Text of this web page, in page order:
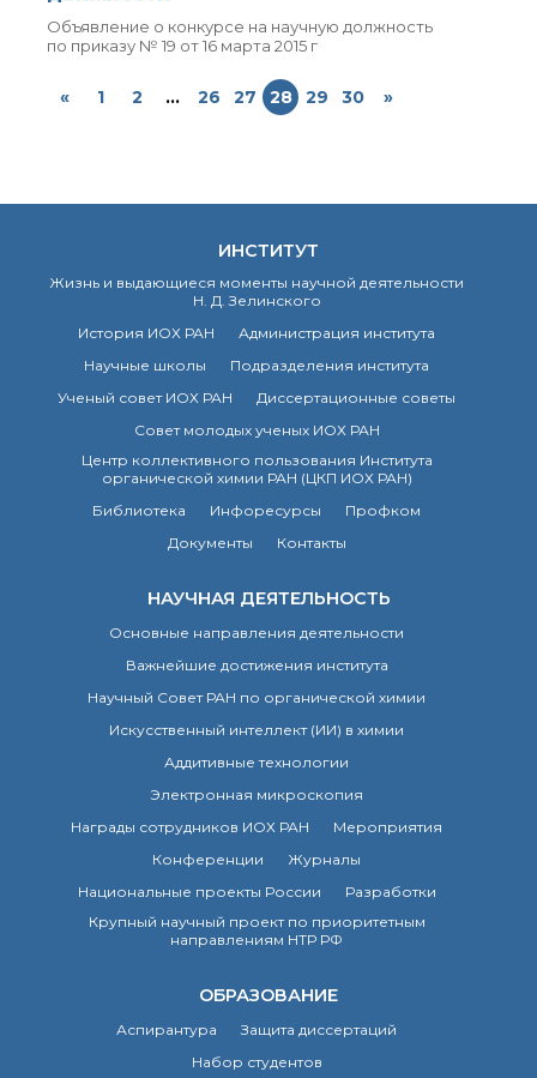
Объявление о конкурсе на научную должность
по приказу № 19 от 16 марта 2015 г
« 1 2 ... 26 27 28 29 30 »
ИНСТИТУТ
Жизнь и выдающиеся моменты научной деятельности
Н. Д. Зелинского
История ИОХ РАН
Администрация института
Научные школы
Подразделения института
Ученый совет ИОХ РАН
Диссертационные советы
Совет молодых ученых ИОХ РАН
Центр коллективного пользования Института
органической химии РАН (ЦКП ИОХ РАН)
Библиотека
Инфоресурсы
Профком
Документы
Контакты
НАУЧНАЯ ДЕЯТЕЛЬНОСТЬ
Основные направления деятельности
Важнейшие достижения института
Научный Совет РАН по органической химии
Искусственный интеллект (ИИ) в химии
Аддитивные технологии
Электронная микроскопия
Награды сотрудников ИОХ РАН
Мероприятия
Конференции
Журналы
Национальные проекты России
Разработки
Крупный научный проект по приоритетным
направлениям НТР РФ
ОБРАЗОВАНИЕ
Аспирантура
Защита диссертаций
Набор студентов